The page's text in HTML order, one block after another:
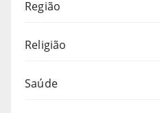
Região
Religião
Saúde